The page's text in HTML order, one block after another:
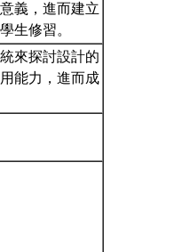
義，進而建立
生修習。
來探討設計的
能力，進而成